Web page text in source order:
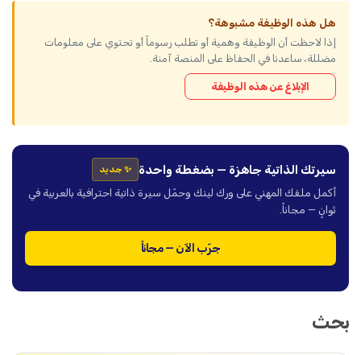
هل هذه الوظيفة مشبوهة؟
إذا لاحظت أن الوظيفة وهمية أو تطلب رسوماً أو تحتوي على معلومات
مضللة، ساعدنا في الحفاظ على المنصة آمنة.
الإبلاغ عن هذه الوظيفة
سيرتك الذاتية جاهزة — بضغطة واحدة ✨ جديد
أكمل ملفك المهني على ورك لينك وحمّل سيرة ذاتية احترافية بالعربية في
ثوانٍ — مجاناً.
جرّب الآن — مجاناً
بحث